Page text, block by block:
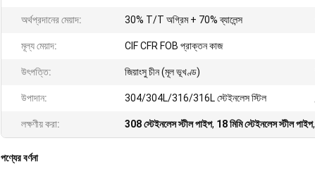
অর্থপ্রদানের মেয়াদ: 30% T/T অগ্রিম + 70% ব্যালেন্স
মূল্য মেয়াদ: CIF CFR FOB প্রাক্তন কাজ
উৎপত্তি: জিয়াংসু চীন (মূল ভূখণ্ড)
উপাদান: 304/304L/316/316L স্টেইনলেস স্টিল
লক্ষণীয় করা: 308 স্টেইনলেস স্টীল পাইপ, 18 মিমি স্টেইনলেস স্টীল পাইপ,
পণ্যের বর্ণনা